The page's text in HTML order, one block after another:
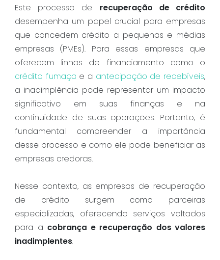
Este processo de recuperação de crédito
desempenha um papel crucial para empresas
que concedem crédito a pequenas e médias
empresas (PMEs). Para essas empresas que
oferecem linhas de financiamento como o
crédito fumaça e a antecipação de recebíveis,
a inadimplência pode representar um impacto
significativo em suas finanças e na
continuidade de suas operações. Portanto, é
fundamental compreender a importância
desse processo e como ele pode beneficiar as
empresas credoras.
Nesse contexto, as empresas de recuperação
de crédito surgem como parceiras
especializadas, oferecendo serviços voltados
para a cobrança e recuperação dos valores
inadimplentes.